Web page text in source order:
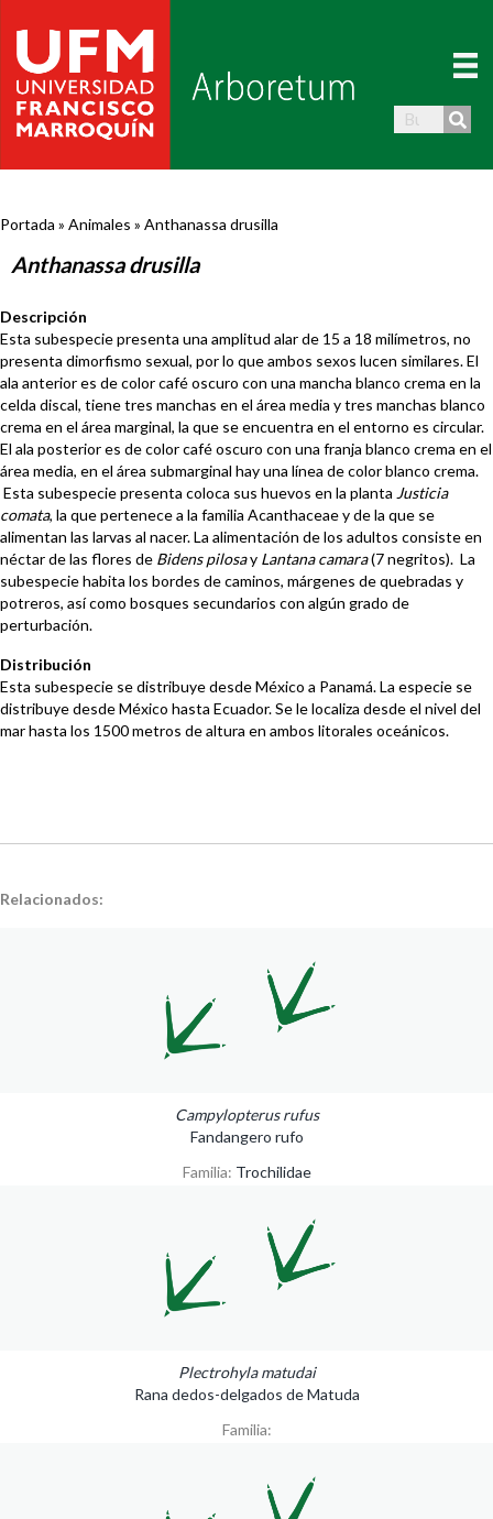
Portada » Animales » Anthanassa drusilla
Anthanassa drusilla
Descripción
Esta subespecie presenta una amplitud alar de 15 a 18 milímetros, no
presenta dimorfismo sexual, por lo que ambos sexos lucen similares. El
ala anterior es de color café oscuro con una mancha blanco crema en la
celda discal, tiene tres manchas en el área media y tres manchas blanco
crema en el área marginal, la que se encuentra en el entorno es circular.
El ala posterior es de color café oscuro con una franja blanco crema en el
área media, en el área submarginal hay una línea de color blanco crema.
Esta subespecie presenta coloca sus huevos en la planta Justicia
comata, la que pertenece a la familia Acanthaceae y de la que se
alimentan las larvas al nacer. La alimentación de los adultos consiste en
néctar de las flores de Bidens pilosay Lantana camara(7 negritos). La
subespecie habita los bordes de caminos, márgenes de quebradas y
potreros, así como bosques secundarios con algún grado de
perturbación.
Distribución
Esta subespecie se distribuye desde México a Panamá. La especie se
distribuye desde México hasta Ecuador. Se le localiza desde el nivel del
mar hasta los 1500 metros de altura en ambos litorales oceánicos.
Relacionados:
Campylopterus rufus
Fandangero rufo
Familia: Trochilidae
Plectrohyla matudai
Rana dedos-delgados de Matuda
Familia: